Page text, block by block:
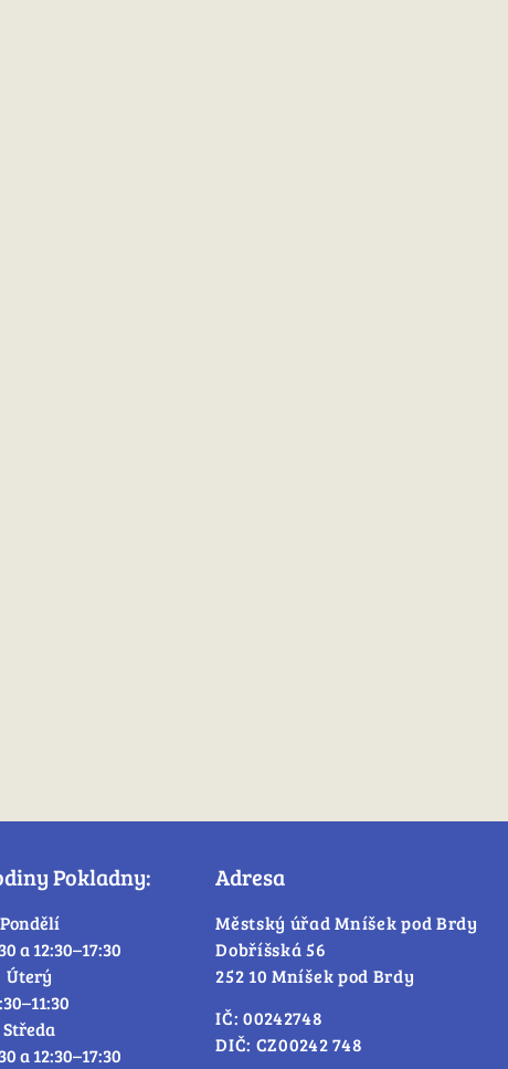
Pokladny:
Pondělí
a 12:30–17:30
Úterý
Středa
a 12:30–17:30
Adresa
Městský úřad Mníšek pod Brdy
Dobříšská 56
252 10 Mníšek pod Brdy
IČ: 00242748
DIČ: CZ00242 748